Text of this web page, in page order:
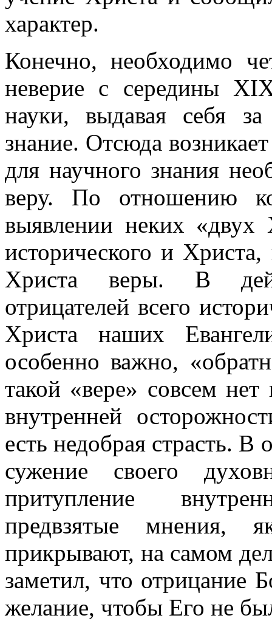
характер.
Конечно, необходимо
неверие с середины
науки, выдавая себя за
знание. Отсюда
для научного знания
веру. По отношению
выявлении неких «двух
исторического и Христа,
Христа веры. В
отрицателей всего
Христа наших
особенно важно,
такой «вере» совсем
внутренней
есть недобрая страсть. В
сужение своего
притупление
предвзятые мнения,
прикрывают, на самом
заметил, что отрицание
желание, чтобы Его не